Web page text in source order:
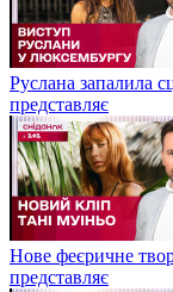
Руслана запалила
представляє
Нове феєричне
представляє